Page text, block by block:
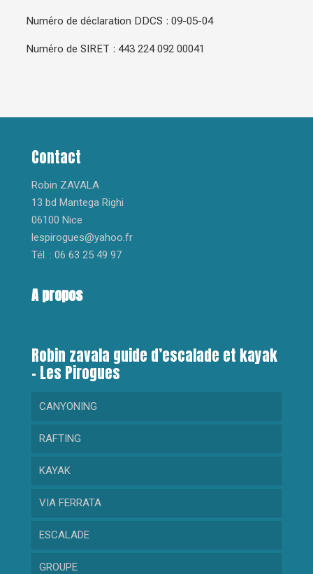
Numéro de déclaration DDCS : 09-05-04
Numéro de SIRET : 443 224 092 00041
Contact
Robin ZAVALA
13 bd Mantega Righi
06100 Nice
lespirogues@yahoo.fr
Tél. : 06 63 25 49 97
A propos
Robin zavala guide d’escalade et kayak
– Les Pirogues
CANYONING
RANDONNEE AQUATIQUE
GORGES DU LOUP
CRAMASSOURI
BARBAIRA
RIOLAN
RAFTING
RAFTING DECOUVERTE
RAFTING SPORTIF
KAYAK
KAYAK DECOUVERTE
KAYAK SPORTIF
VIA FERRATA
ESCALADE
GROUPE